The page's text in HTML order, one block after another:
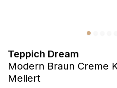
Teppich Dream
Modern Braun Creme
Meliert
Marketing
Marketing-Cookies werden
Websites hinweg zu verfolgen.